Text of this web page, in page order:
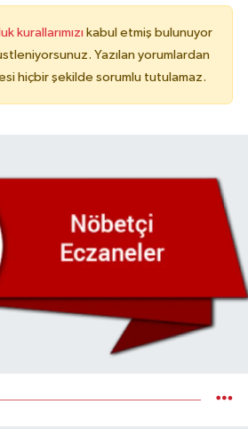
kurallarımızı kabul etmiş bulunuyor
Yazılan yorumlardan
hiçbir şekilde sorumlu tutulamaz.